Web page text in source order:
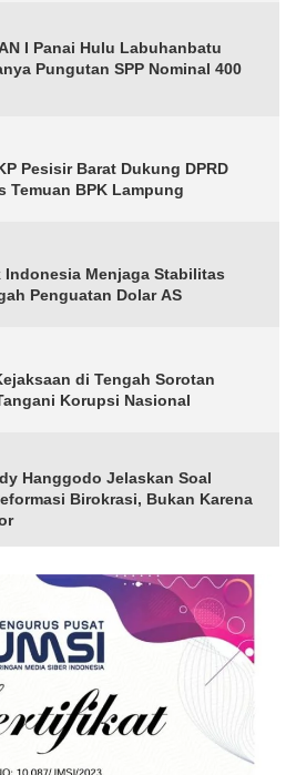
I Panai Hulu Labuhanbatu
Pungutan SPP Nominal 400
Pesisir Barat Dukung DPRD
Temuan BPK Lampung
Indonesia Menjaga Stabilitas
Penguatan Dolar AS
di Tengah Sorotan
Korupsi Nasional
Hanggodo Jelaskan Soal
Birokrasi, Bukan Karena